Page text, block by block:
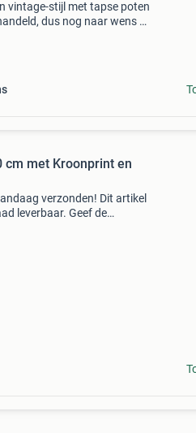
vintage-stijl met tapse poten
dus nog naar wens af
cm met Kroonprint en
verzonden! Dit artikel
leverbaar. Geef de